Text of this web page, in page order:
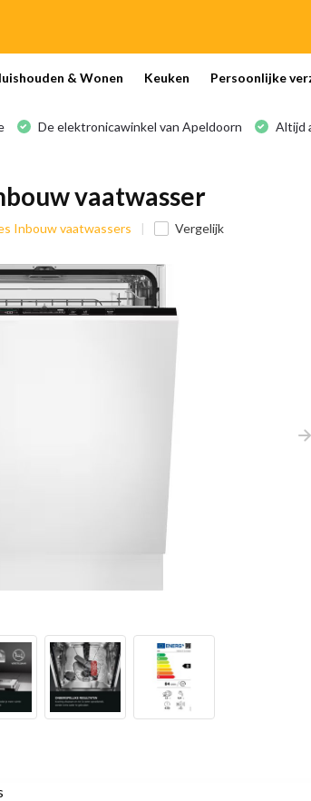
& Wonen Keuken Persoonlijke
De elektronicawinkel van Apeldoorn Altijd
vaatwasser
Inbouw vaatwassers Vergelijk